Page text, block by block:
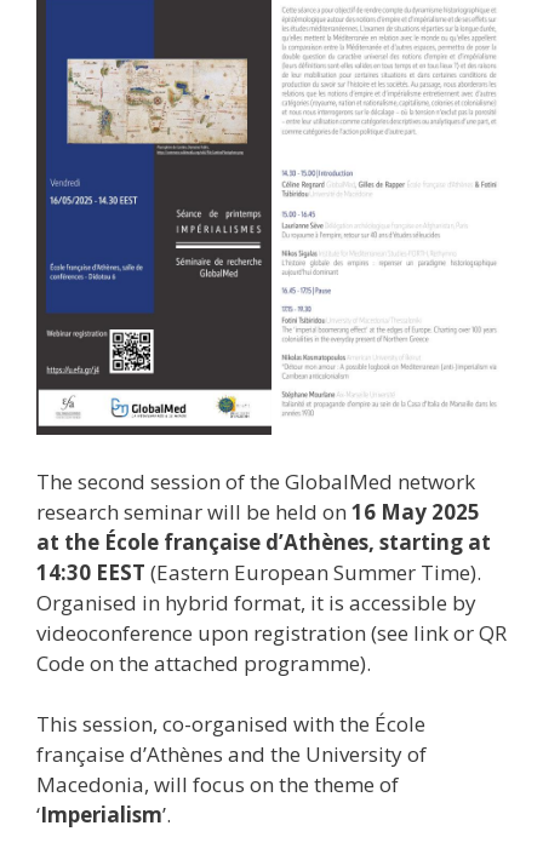
The second session of the GlobalMed network
research seminar will be held on 16 May 2025
at the École française d’Athènes, starting at
14:30 EEST (Eastern European Summer Time).
Organised in hybrid format, it is accessible by
videoconference upon registration (see link or QR
Code on the attached programme).
This session, co-organised with the École
française d’Athènes and the University of
Macedonia, will focus on the theme of
‘Imperialism’.